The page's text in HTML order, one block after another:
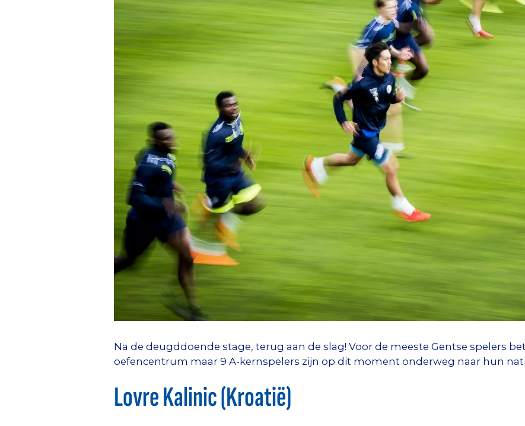
Na de deugddoende stage, terug aan de slag! Voor de meeste Gentse spelers
oefencentrum maar 9 A-kernspelers zijn op dit moment onderweg naar hun
Lovre Kalinic (Kroatië)